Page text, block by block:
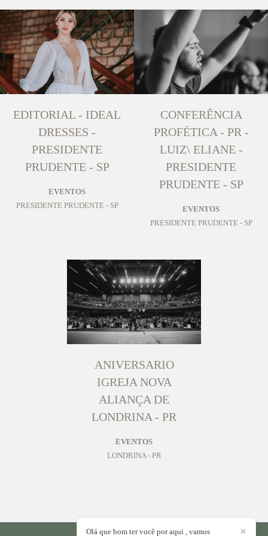
EDITORIAL - IDEAL
DRESSES -
PRESIDENTE
PRUDENTE - SP
EVENTOS
PRESIDENTE PRUDENTE - SP
CONFERÊNCIA
PROFÉTICA - PR -
LUIZ\ ELIANE -
PRESIDENTE
PRUDENTE - SP
EVENTOS
PRESIDENTE PRUDENTE - SP
ANIVERSARIO
IGREJA NOVA
ALIANÇA DE
LONDRINA - PR
EVENTOS
LONDRINA - PR
✕
Olá que bom ter você por aqui , vamos